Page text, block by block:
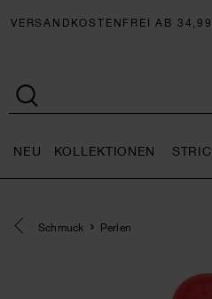
VERSANDKOSTENFREI AB
NEU KOLLEKTIONEN
Eine Kategorie zurück
Schmuck Perlen